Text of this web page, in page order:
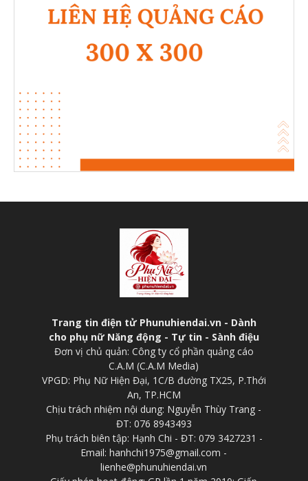
Trang tin điện tử Phunuhiendai.vn - Dành
cho phụ nữ Năng động - Tự tin - Sành điệu
Đơn vị chủ quản: Công ty cổ phần quảng cáo
C.A.M (C.A.M Media)
VPGD: Phụ Nữ Hiện Đại, 1C/B đường TX25, P.Thới
An, TP.HCM
Chịu trách nhiệm nội dung: Nguyễn Thùy Trang -
ĐT: 076 8943493
Phụ trách biên tập: Hạnh Chi - ĐT: 079 3427231 -
Email: hanhchi1975@gmail.com -
lienhe@phunuhiendai.vn